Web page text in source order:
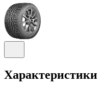
Характеристики